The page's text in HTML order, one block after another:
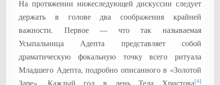
На протяжении нижеследующей дискуссии следует
держать в голове два соображения крайней
важности. Первое — что так называемая
Усыпальница Адепта представляет собой
драматическую фокальную точку всего ритуала
Младшего Адепта, подробно описанного в «Золотой
Заре». Каждый год в день Тела Христова[4]